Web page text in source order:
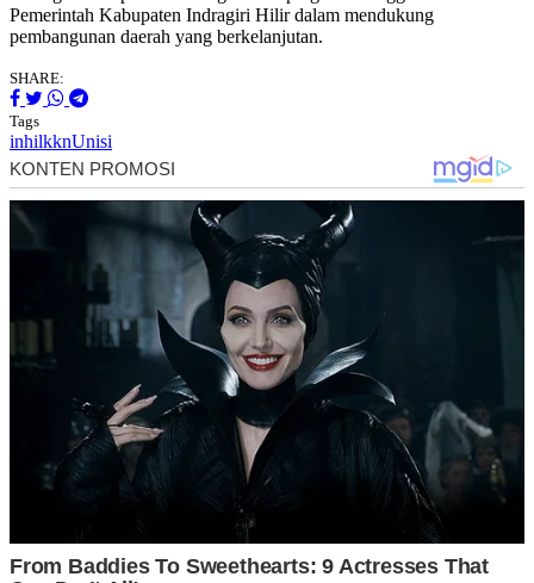
Pemerintah Kabupaten Indragiri Hilir dalam mendukung
pembangunan daerah yang berkelanjutan.
SHARE:
Tags
inhilkknUnisi